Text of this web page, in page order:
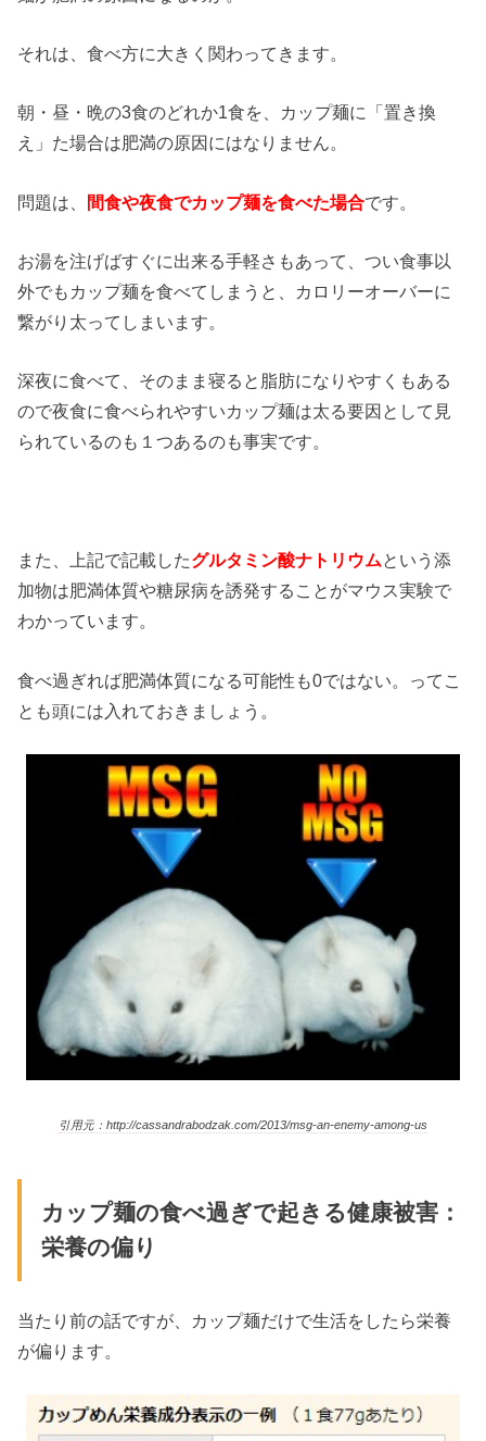
それは、食べ方に大きく関わってきます。
朝・昼・晩の3食のどれか1食を、カップ麺に「置き換
え」た場合は肥満の原因にはなりません。
問題は、 間食や夜食でカップ麺を食べた場合です。
お湯を注げばすぐに出来る手軽さもあって、つい食事以
外でもカップ麺を食べてしまうと、カロリーオーバーに
繋がり太ってしまいます。
深夜に食べて、そのまま寝ると脂肪になりやすくもある
ので夜食に食べられやすいカップ麺は太る要因として見
られているのも１つあるのも事実です。
また、上記で記載したグルタミン酸ナトリウムという添
加物は肥満体質や糖尿病を誘発することがマウス実験で
わかっています。
食べ過ぎれば肥満体質になる可能性も0ではない。ってこ
とも頭には入れておきましょう。
引用元：http://cassandrabodzak.com/2013/msg-an-enemy-among-us
カップ麺の食べ過ぎで起きる健康被害：
栄養の偏り
当たり前の話ですが、カップ麺だけで生活をしたら栄養
が偏ります。